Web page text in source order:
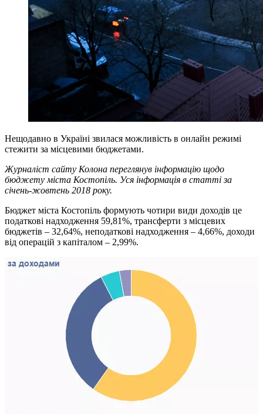
Нещодавно в Україні звилася можливість в онлайн режимі
стежити за місцевими бюджетами.
Журналіст сайту Колона переглянув інформацію щодо
бюджету міста Костопіль. Уся інформація в статті за
січень-жовтень 2018 року.
Бюджет міста Костопіль формують чотири види доходів це
податкові надходження 59,81%, трансферти з місцевих
бюджетів – 32,64%, неподаткові надходження – 4,66%, доходи
від операцій з капіталом – 2,99%.